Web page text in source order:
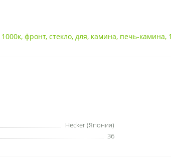
1000к, фронт, стекло, для, камина, печь-камина,
Hecker (Япония)
36